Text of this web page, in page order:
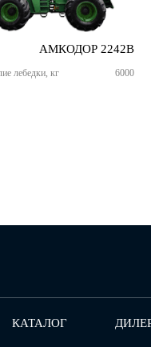
АМКОДОР 2242B
лебедки, кг 6000
КАТАЛОГ